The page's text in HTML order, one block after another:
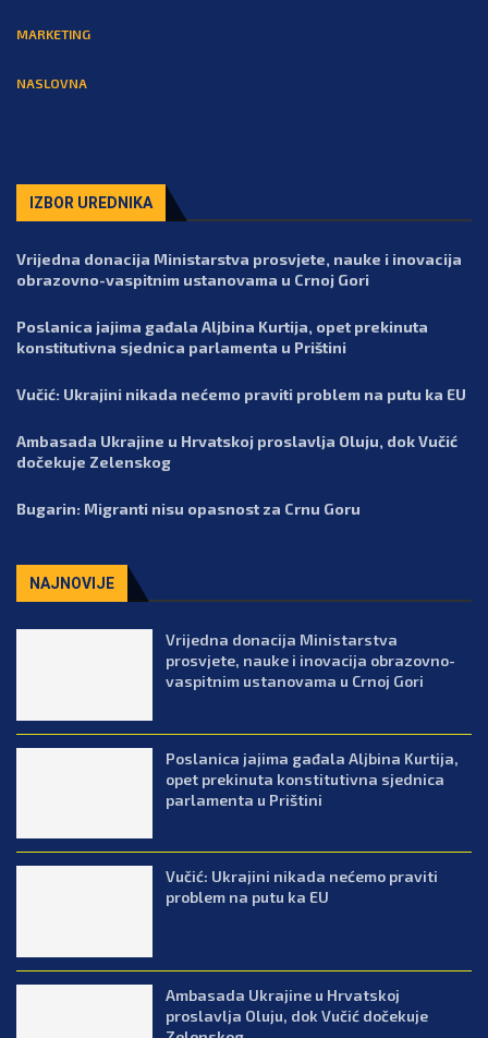
MARKETING
NASLOVNA
IZBOR UREDNIKA
Vrijedna donacija Ministarstva prosvjete, nauke i inovacija
obrazovno-vaspitnim ustanovama u Crnoj Gori
Poslanica jajima gađala Aljbina Kurtija, opet prekinuta
konstitutivna sjednica parlamenta u Prištini
Vučić: Ukrajini nikada nećemo praviti problem na putu ka EU
Ambasada Ukrajine u Hrvatskoj proslavlja Oluju, dok Vučić
dočekuje Zelenskog
Bugarin: Migranti nisu opasnost za Crnu Goru
NAJNOVIJE
Vrijedna donacija Ministarstva
prosvjete, nauke i inovacija obrazovno-
vaspitnim ustanovama u Crnoj Gori
Poslanica jajima gađala Aljbina Kurtija,
opet prekinuta konstitutivna sjednica
parlamenta u Prištini
Vučić: Ukrajini nikada nećemo praviti
problem na putu ka EU
Ambasada Ukrajine u Hrvatskoj
proslavlja Oluju, dok Vučić dočekuje